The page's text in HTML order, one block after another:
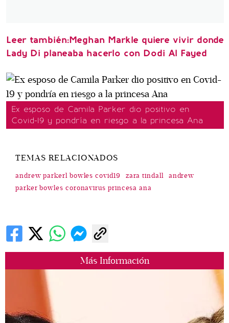
Más Información
Leer también:Meghan Markle quiere vivir donde
Lady Di planeaba hacerlo con Dodi Al Fayed
Ex esposo de Camila Parker dio positivo en
Covid-19 y pondría en riesgo a la princesa Ana
TEMAS RELACIONADOS
andrew parkerl bowles covid19 zara tindall
andrew
parker bowles coronavirus princesa ana